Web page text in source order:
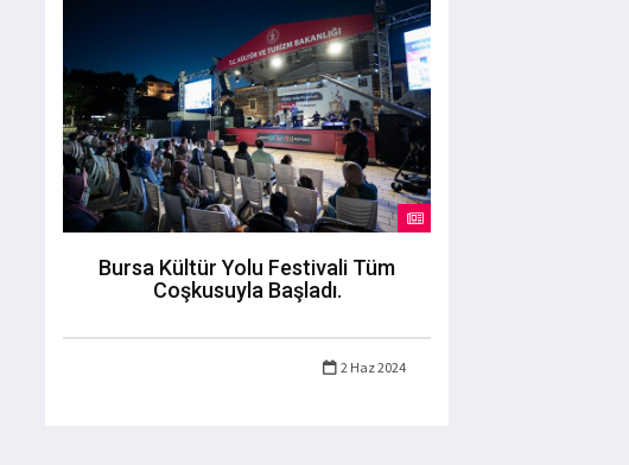
Bursa Kültür Yolu Festivali Tüm
Coşkusuyla Başladı.
2 Haz 2024